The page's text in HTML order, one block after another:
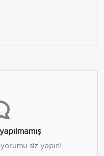
siz yapın!